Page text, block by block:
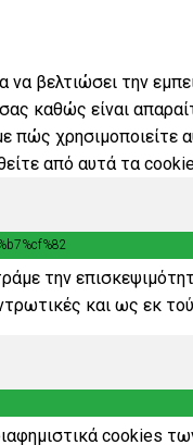
να βελτιώσει την
καθώς είναι
πώς
από αυτά τα
την
και ως εκ
cookies